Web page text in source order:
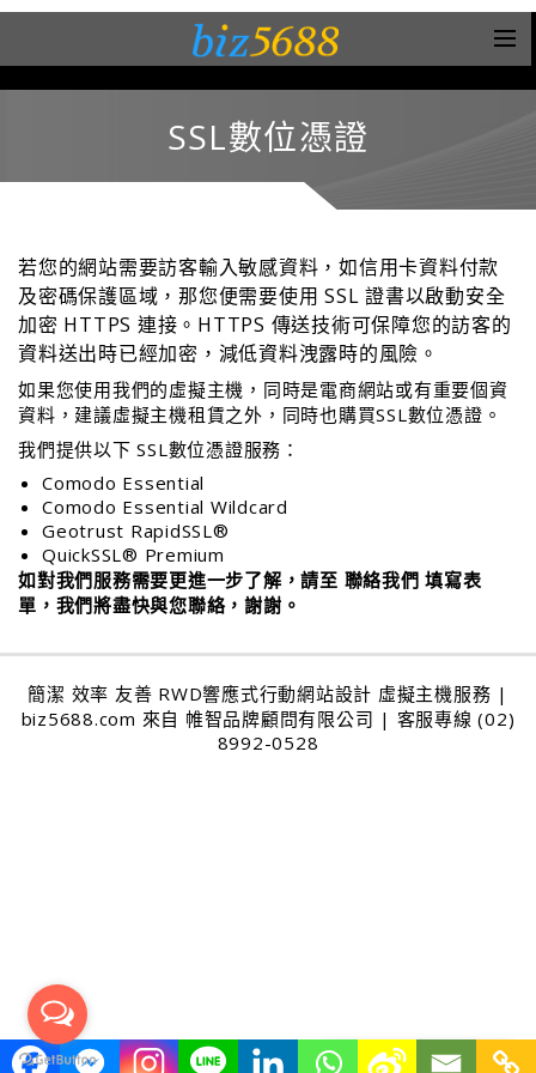
SSL數位憑證
若您的網站需要訪客輸入敏感資料，如信用卡資料付款
及密碼保護區域，那您便需要使用 SSL 證書以啟動安全
加密 HTTPS 連接。HTTPS 傳送技術可保障您的訪客的
資料送出時已經加密，減低資料洩露時的風險。
如果您使用我們的虛擬主機，同時是電商網站或有重要個資
資料，建議虛擬主機租賃之外，同時也購買SSL數位憑證。
我們提供以下 SSL數位憑證服務：
Comodo Essential
Comodo Essential Wildcard
Geotrust RapidSSL®
QuickSSL® Premium
如對我們服務需要更進一步了解，請至 聯絡我們 填寫表
單，我們將盡快與您聯絡，謝謝。
簡潔 效率 友善 RWD響應式行動網站設計 虛擬主機服務 |
biz5688.com 來自 帷智品牌顧問有限公司 | 客服專線 (02)
8992-0528
請選取切換語言